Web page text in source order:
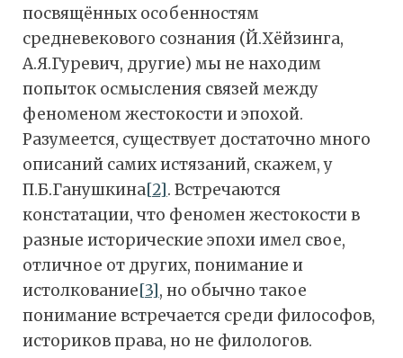
посвящённых особенностям
средневекового сознания (Й.Хёйзинга,
А.Я.Гуревич, другие) мы не находим
попыток осмысления связей между
феноменом жестокости и эпохой.
Разумеется, существует достаточно много
описаний самих истязаний, скажем, у
П.Б.Ганушкина[2]. Встречаются
констатации, что феномен жестокости в
разные исторические эпохи имел свое,
отличное от других, понимание и
истолкование[3], но обычно такое
понимание встречается среди философов,
историков права, но не филологов.